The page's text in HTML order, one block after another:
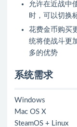
允许在近战中
时，可以切换
花费金币购买
统将使战斗更
多的优势
系统需求
Windows
Mac OS X
SteamOS + Linux